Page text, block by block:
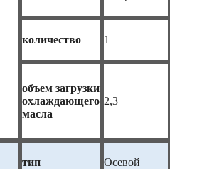
количество 1
объем загрузки
охлаждающего
масла
2,3
тип Осевой